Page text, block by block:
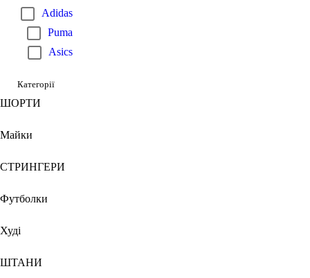
Adidas
Puma
Asics
Категорії
ШОРТИ
Майки
СТРИНГЕРИ
Футболки
Худі
ШТАНИ